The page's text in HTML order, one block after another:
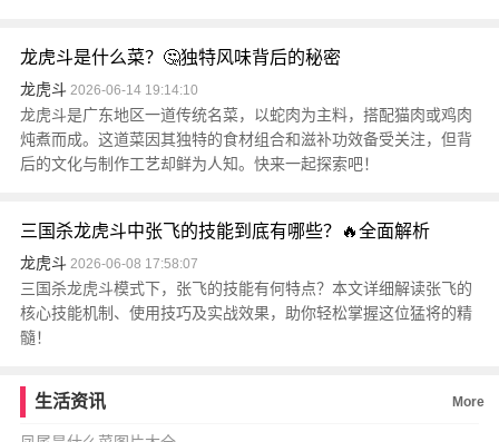
龙虎斗是什么菜？🤔独特风味背后的秘密
龙虎斗 2026-06-14 19:14:10
龙虎斗是广东地区一道传统名菜，以蛇肉为主料，搭配猫肉或鸡肉
炖煮而成。这道菜因其独特的食材组合和滋补功效备受关注，但背
后的文化与制作工艺却鲜为人知。快来一起探索吧！
三国杀龙虎斗中张飞的技能到底有哪些？🔥全面解析
龙虎斗 2026-06-08 17:58:07
三国杀龙虎斗模式下，张飞的技能有何特点？本文详细解读张飞的
核心技能机制、使用技巧及实战效果，助你轻松掌握这位猛将的精
髓！
生活资讯 More